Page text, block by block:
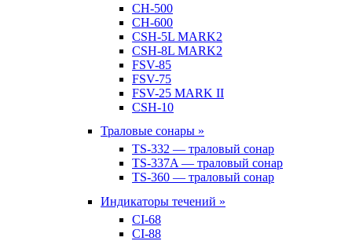
CH-500
CH-600
CSH-5L MARK2
CSH-8L MARK2
FSV-85
FSV-75
FSV-25 MARK II
CSH-10
Траловые сонары »
TS-332 — траловый сонар
TS-337A — траловый сонар
TS-360 — траловый сонар
Индикаторы течений »
CI-68
CI-88